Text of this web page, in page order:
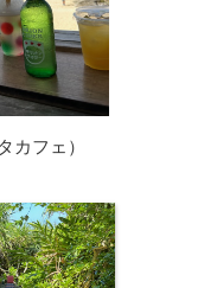
フェ）